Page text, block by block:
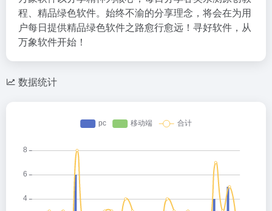
程、精品绿色软件。始终不渝的分享理念，将会在为用
户每日提供精品绿色软件之路愈行愈远！寻好软件，从
万象软件开始！
数据统计